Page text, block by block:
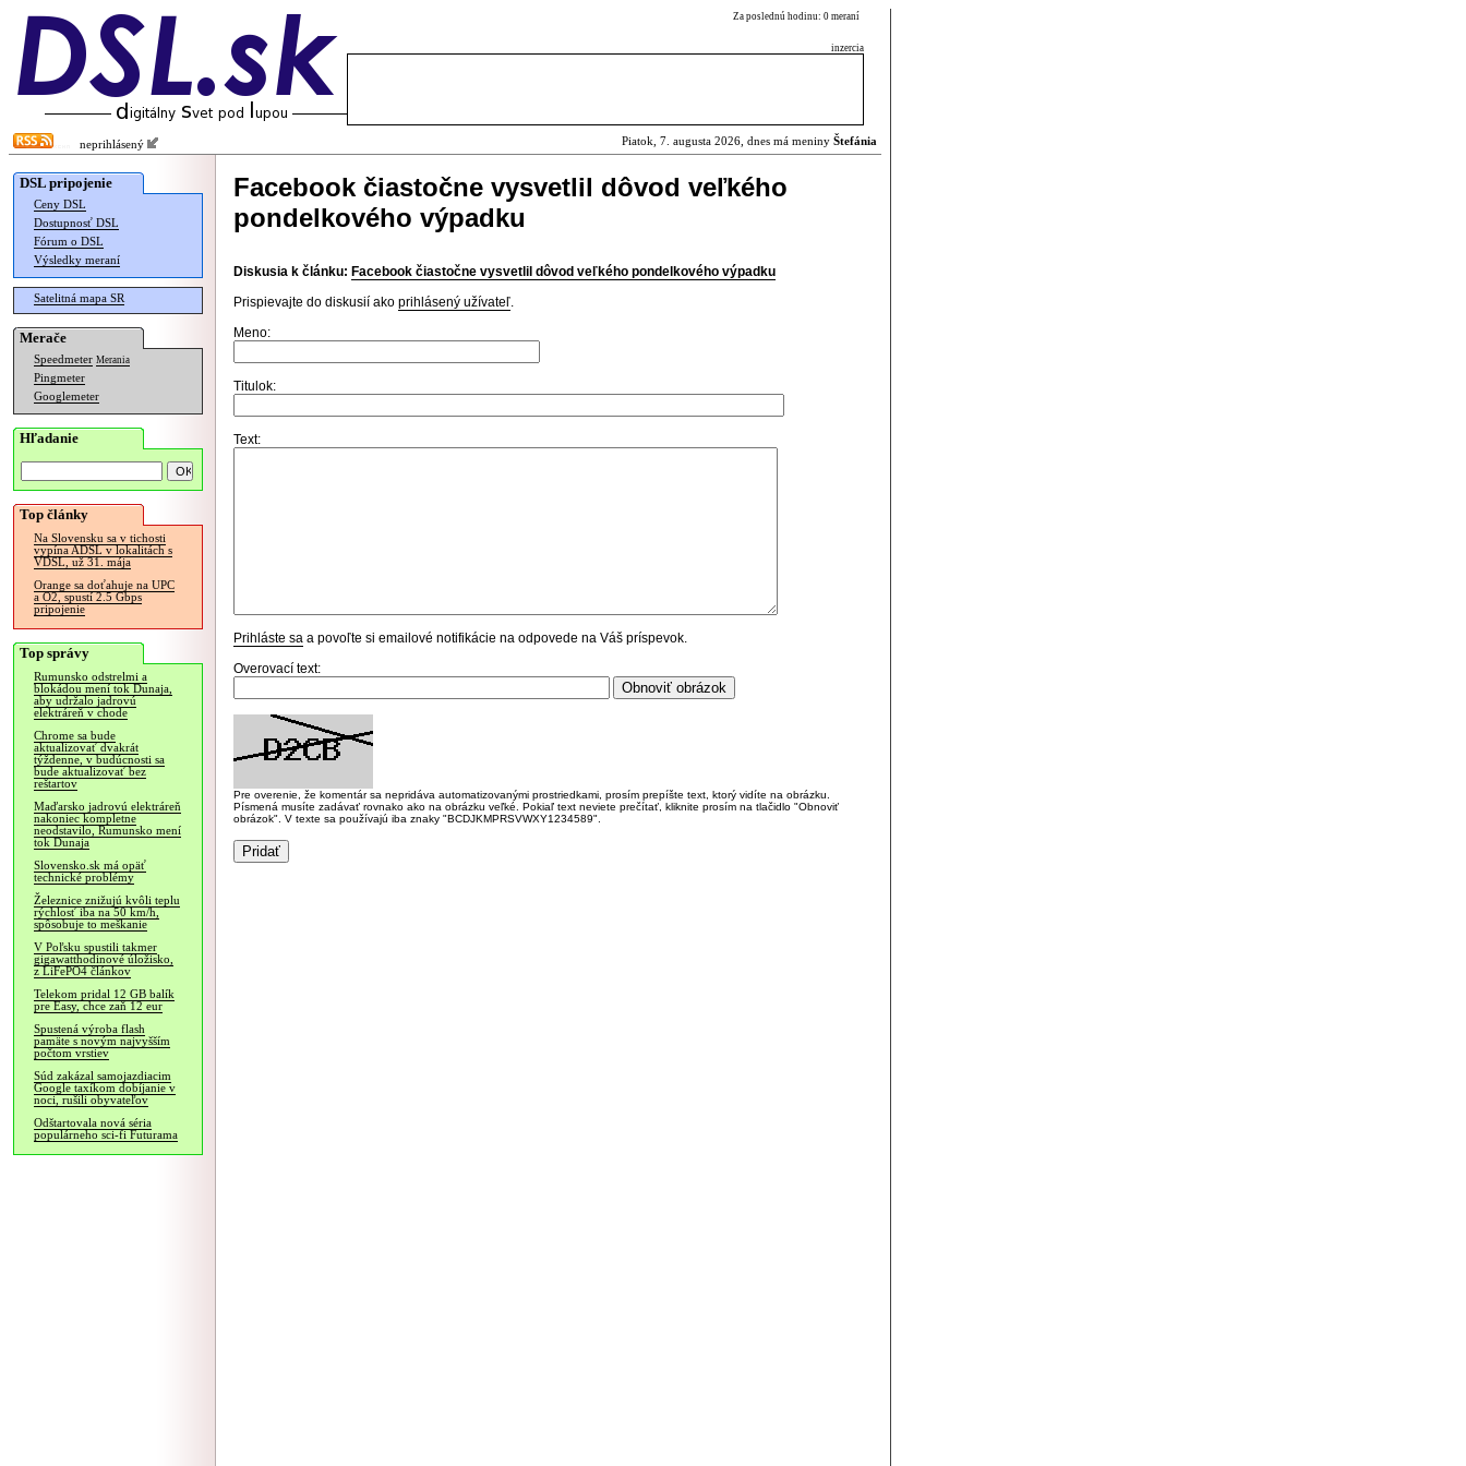
Za poslednú hodinu: 0 meraní
inzercia
neprihlásený Piatok, 7. augusta 2026, dnes má meniny Štefánia
DSL pripojenie
Ceny DSL
Dostupnosť DSL
Fórum o DSL
Výsledky meraní
Satelitná mapa SR
Merače
Speedmeter Merania
Pingmeter
Googlemeter
Hľadanie
Top články
Na Slovensku sa v tichosti
vypína ADSL v lokalitách s
VDSL, už 31. mája
Orange sa doťahuje na UPC
a O2, spustí 2.5 Gbps
pripojenie
Top správy
Rumunsko odstrelmi a
blokádou mení tok Dunaja,
aby udržalo jadrovú
elektráreň v chode
Chrome sa bude
aktualizovať dvakrát
týždenne, v budúcnosti sa
bude aktualizovať bez
reštartov
Maďarsko jadrovú elektráreň
nakoniec kompletne
neodstavilo, Rumunsko mení
tok Dunaja
Slovensko.sk má opäť
technické problémy
Železnice znižujú kvôli teplu
rýchlosť iba na 50 km/h,
spôsobuje to meškanie
V Poľsku spustili takmer
gigawatthodinové úložisko,
z LiFePO4 článkov
Telekom pridal 12 GB balík
pre Easy, chce zaň 12 eur
Spustená výroba flash
pamäte s novým najvyšším
počtom vrstiev
Súd zakázal samojazdiacim
Google taxíkom dobíjanie v
noci, rušili obyvateľov
Odštartovala nová séria
populárneho sci-fi Futurama
Facebook čiastočne vysvetlil dôvod veľkého
pondelkového výpadku
Diskusia k článku: Facebook čiastočne vysvetlil dôvod veľkého pondelkového výpadku
Prispievajte do diskusií ako prihlásený užívateľ.
Meno:
Titulok:
Text:
Prihláste sa a povoľte si emailové notifikácie na odpovede na Váš príspevok.
Overovací text:
Pre overenie, že komentár sa nepridáva automatizovanými prostriedkami, prosím prepíšte text, ktorý vidíte na obrázku.
Písmená musíte zadávať rovnako ako na obrázku veľké. Pokiaľ text neviete prečítať, kliknite prosím na tlačidlo "Obnoviť
obrázok". V texte sa používajú iba znaky "BCDJKMPRSVWXY1234589".